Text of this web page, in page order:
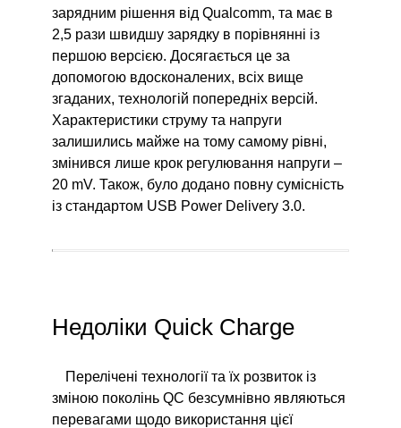
зарядним рішення від Qualcomm, та має в
2,5 рази швидшу зарядку в порівнянні із
першою версією. Досягається це за
допомогою вдосконалених, всіх вище
згаданих, технологій попередніх версій.
Характеристики струму та напруги
залишились майже на тому самому рівні,
змінився лише крок регулювання напруги –
20 mV. Також, було додано повну сумісність
із стандартом USB Power Delivery 3.0.
Недоліки Quick Charge
Перелічені технології та їх розвиток із
зміною поколінь QC безсумнівно являються
перевагами щодо використання цієї